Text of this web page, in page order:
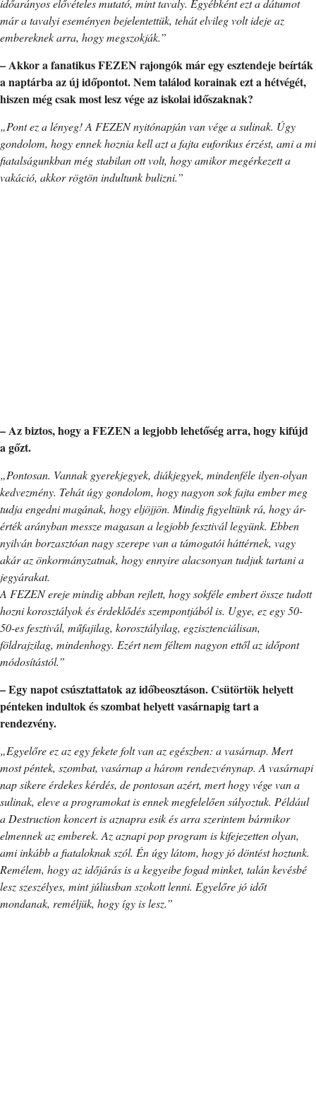
időarányos elővételes mutató, mint tavaly. Egyébként ezt a dátumot
már a tavalyi eseményen bejelentettük, tehát elvileg volt ideje az
embereknek arra, hogy megszokják.”
– Akkor a fanatikus FEZEN rajongók már egy esztendeje beírták
a naptárba az új időpontot. Nem találod korainak ezt a hétvégét,
hiszen még csak most lesz vége az iskolai időszaknak?
„Pont ez a lényeg! A FEZEN nyitónapján van vége a sulinak. Úgy
gondolom, hogy ennek hoznia kell azt a fajta euforikus érzést, ami a mi
fiatalságunkban még stabilan ott volt, hogy amikor megérkezett a
vakáció, akkor rögtön indultunk bulizni.”
– Az biztos, hogy a FEZEN a legjobb lehetőség arra, hogy kifújd
a gőzt.
„Pontosan. Vannak gyerekjegyek, diákjegyek, mindenféle ilyen-olyan
kedvezmény. Tehát úgy gondolom, hogy nagyon sok fajta ember meg
tudja engedni magának, hogy eljöjjön. Mindig figyeltünk rá, hogy ár-
érték arányban messze magasan a legjobb fesztivál legyünk. Ebben
nyilván borzasztóan nagy szerepe van a támogatói háttérnek, vagy
akár az önkormányzatnak, hogy ennyire alacsonyan tudjuk tartani a
jegyárakat.
A FEZEN ereje mindig abban rejlett, hogy sokféle embert össze tudott
hozni korosztályok és érdeklődés szempontjából is. Ugye, ez egy 50-
50-es fesztivál, műfajilag, korosztályilag, egzisztenciálisan,
földrajzilag, mindenhogy. Ezért nem féltem nagyon ettől az időpont
módosítástól.”
– Egy napot csúsztattatok az időbeosztáson. Csütörtök helyett
pénteken indultok és szombat helyett vasárnapig tart a
rendezvény.
„Egyelőre ez az egy fekete folt van az egészben: a vasárnap. Mert
most péntek, szombat, vasárnap a három rendezvénynap. A vasárnapi
nap sikere érdekes kérdés, de pontosan azért, mert hogy vége van a
sulinak, eleve a programokat is ennek megfelelően súlyoztuk. Például
a Destruction koncert is aznapra esik és arra szerintem bármikor
elmennek az emberek. Az aznapi pop program is kifejezetten olyan,
ami inkább a fiataloknak szól. Én úgy látom, hogy jó döntést hoztunk.
Remélem, hogy az időjárás is a kegyeibe fogad minket, talán kevésbé
lesz szeszélyes, mint júliusban szokott lenni. Egyelőre jó időt
mondanak, reméljük, hogy így is lesz.”